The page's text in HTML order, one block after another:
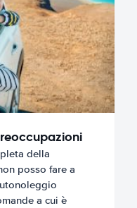
della
posso fare a
a cui è